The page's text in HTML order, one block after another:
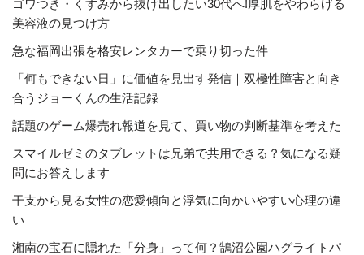
ゴワつき・くすみから抜け出したい30代へ!厚肌をやわらげる
美容液の見つけ方
急な福岡出張を格安レンタカーで乗り切った件
「何もできない日」に価値を見出す発信｜双極性障害と向き
合うジョーくんの生活記録
話題のゲーム爆売れ報道を見て、買い物の判断基準を考えた
スマイルゼミのタブレットは兄弟で共用できる？気になる疑
問にお答えします
干支から見る女性の恋愛傾向と浮気に向かいやすい心理の違
い
湘南の宝石に隠れた「分身」って何？鵠沼公園ハグライトパ